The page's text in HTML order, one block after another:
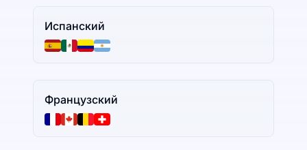
Испанский
Французский